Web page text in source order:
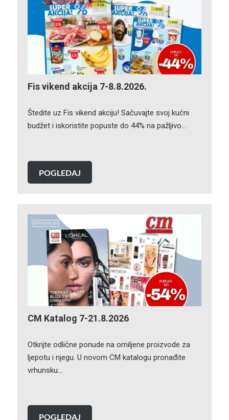
Fis vikend akcija 7-8.8.2026.
Štedite uz Fis vikend akciju! Sačuvajte svoj kućni
budžet i iskoristite popuste do 44% na pažljivo…
POGLEDAJ
CM Katalog 7-21.8.2026
Otkrijte odlične ponude na omiljene proizvode za
ljepotu i njegu. U novom CM katalogu pronađite
vrhunsku…
POGLEDAJ